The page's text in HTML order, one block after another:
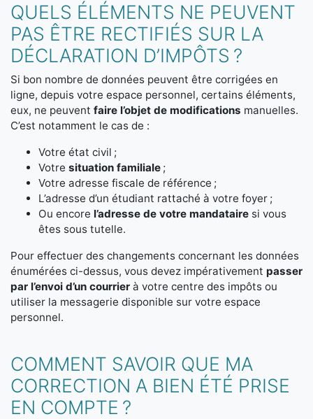
QUELS ÉLÉMENTS NE PEUVENT
PAS ÊTRE RECTIFIÉS SUR LA
DÉCLARATION D’IMPÔTS ?
Si bon nombre de données peuvent être corrigées en
ligne, depuis votre espace personnel, certains éléments,
eux, ne peuvent faire l’objet de modifications manuelles.
C’est notamment le cas de :
Votre état civil ;
Votre situation familiale ;
Votre adresse fiscale de référence ;
L’adresse d’un étudiant rattaché à votre foyer ;
Ou encore l’adresse de votre mandataire si vous
êtes sous tutelle.
Pour effectuer des changements concernant les données
énumérées ci-dessus, vous devez impérativement passer
par l’envoi d’un courrier à votre centre des impôts ou
utiliser la messagerie disponible sur votre espace
personnel.
COMMENT SAVOIR QUE MA
CORRECTION A BIEN ÉTÉ PRISE
EN COMPTE ?